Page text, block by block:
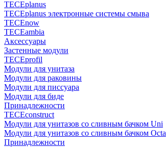
TECEplanus
TECEplanus электронные системы смыва
TECEnow
TECEambia
Аксессуары
Застенные модули
TECEprofil
Модули для унитаза
Модули для раковины
Модули для писсуара
Модули для биде
Принадлежности
TECEconstruct
Модули для унитазов со сливным бачком Uni
Модули для унитазов со сливным бачком Octa
Принадлежности